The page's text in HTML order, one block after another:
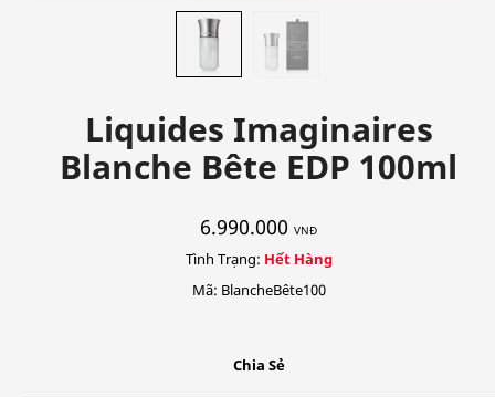
Liquides Imaginaires
Blanche Bête EDP 100ml
6.990.000 VNĐ
Tình Trạng: Hết Hàng
Mã: BlancheBête100
Chia Sẻ